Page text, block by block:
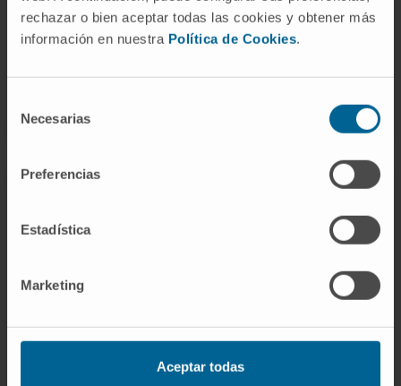
rechazar o bien aceptar todas las cookies y obtener más
información en nuestra Política de Cookies.
Necesarias
Preferencias
Estadística
Marketing
Aceptar todas
Buscamos encontrar nuevos biomarcadores de la
enfermedad y desarrollar nuevas estrategias
tumores.
Trabajamos de manera conjunta investigadores y
clínicos para lograr trasladar rápidamente los